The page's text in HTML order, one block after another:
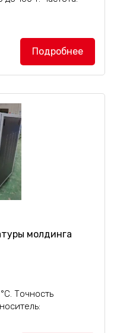
изделий
высокочастотными
клея подходит
Подробнее
молдинга
Точность